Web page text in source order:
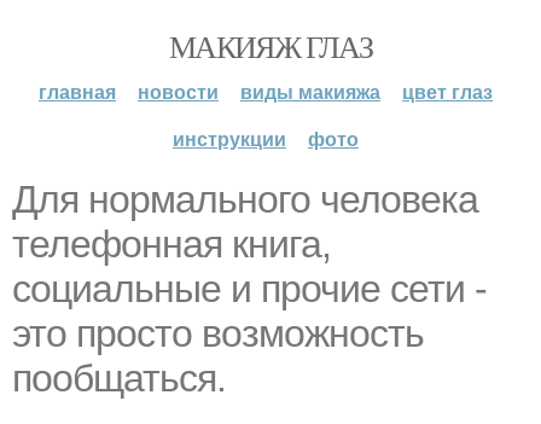
МАКИЯЖ ГЛАЗ
главная новости виды макияжа
цвет глаз
инструкции
фото
Для нормального человека
телефонная книга,
социальные и прочие сети -
это просто возможность
пообщаться.